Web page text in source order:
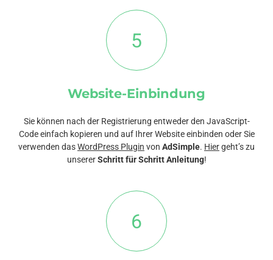
5
Website-Einbindung
Sie können nach der Registrierung entweder den JavaScript-
Code einfach kopieren und auf Ihrer Website einbinden oder Sie
verwenden dasWordPress Plugin von AdSimple. Hiergeht’s zu
unsererSchritt für Schritt Anleitung!
6